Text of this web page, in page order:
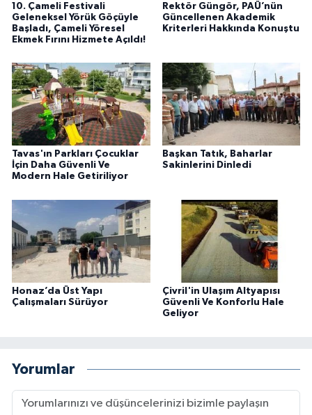
10. Çameli Festivali
Geleneksel Yörük Göçüyle
Başladı, Çameli Yöresel
Ekmek Fırını Hizmete Açıldı!
Rektör Güngör, PAÜ’nün
Güncellenen Akademik
Kriterleri Hakkında Konuştu
Tavas'ın Parkları Çocuklar
İçin Daha Güvenli Ve
Modern Hale Getiriliyor
Başkan Tatık, Baharlar
Sakinlerini Dinledi
Honaz’da Üst Yapı
Çalışmaları Sürüyor
Çivril'in Ulaşım Altyapısı
Güvenli Ve Konforlu Hale
Geliyor
Yorumlar